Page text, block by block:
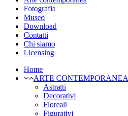
Fotografia
Museo
Download
Contatti
Chi siamo
Licensing
Home
ARTE CONTEMPORANEA
Astratti
Decorativi
Floreali
Figurativi